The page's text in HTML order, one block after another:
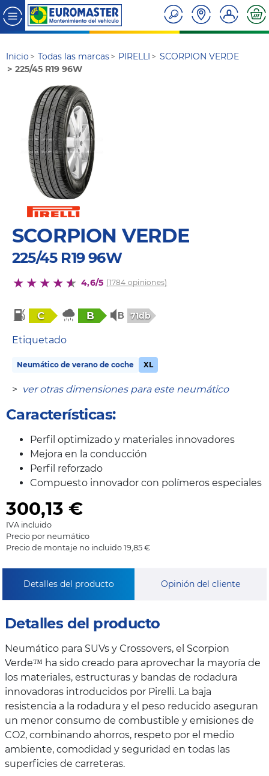
Inicio Todas las marcas PIRELLI
SCORPION VERDE
225/45 R19 96W
SCORPION VERDE
225/45 R19 96W
4,6/5 (1784 opiniones)
C B 71db
Etiquetado
Neumático de verano de coche XL
> ver otras dimensiones para este neumático
Características:
Perfil optimizado y materiales innovadores
Mejora en la conducción
Perfil reforzado
Compuesto innovador con polímeros especiales
300,13 €
IVA incluido
Precio por neumático
Precio de montaje no incluido 19,85 €
Detalles del producto Opinión del cliente
Detalles del producto
Neumático para SUVs y Crossovers, el Scorpion
Verde™ ha sido creado para aprovechar la mayoría de
los materiales, estructuras y bandas de rodadura
innovadoras introducidos por Pirelli. La baja
resistencia a la rodadura y el peso reducido aseguran
un menor consumo de combustible y emisiones de
CO2, combinando ahorros, respeto por el medio
ambiente, comodidad y seguridad en todas las
superficies de carreteras.